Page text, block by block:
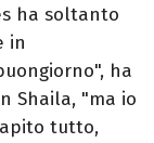
ha soltanto
in
ha
Shaila, "ma io
tutto,